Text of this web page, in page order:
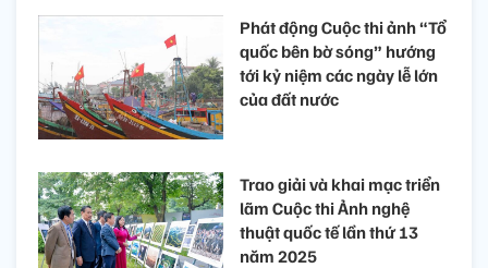
Phát động Cuộc thi ảnh “Tổ
quốc bên bờ sóng” hướng
tới kỷ niệm các ngày lễ lớn
của đất nước
Trao giải và khai mạc triển
lãm Cuộc thi Ảnh nghệ
thuật quốc tế lần thứ 13
năm 2025